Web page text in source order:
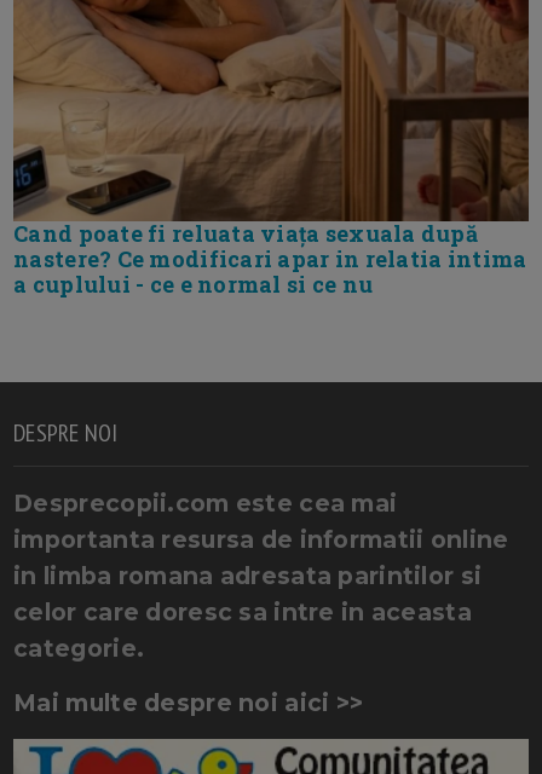
Cand poate fi reluata viața sexuala după
nastere? Ce modificari apar in relatia intima
a cuplului - ce e normal si ce nu
DESPRE NOI
Desprecopii.com este cea mai
importanta resursa de informatii online
in limba romana adresata parintilor si
celor care doresc sa intre in aceasta
categorie.
Mai multe despre noi aici >>